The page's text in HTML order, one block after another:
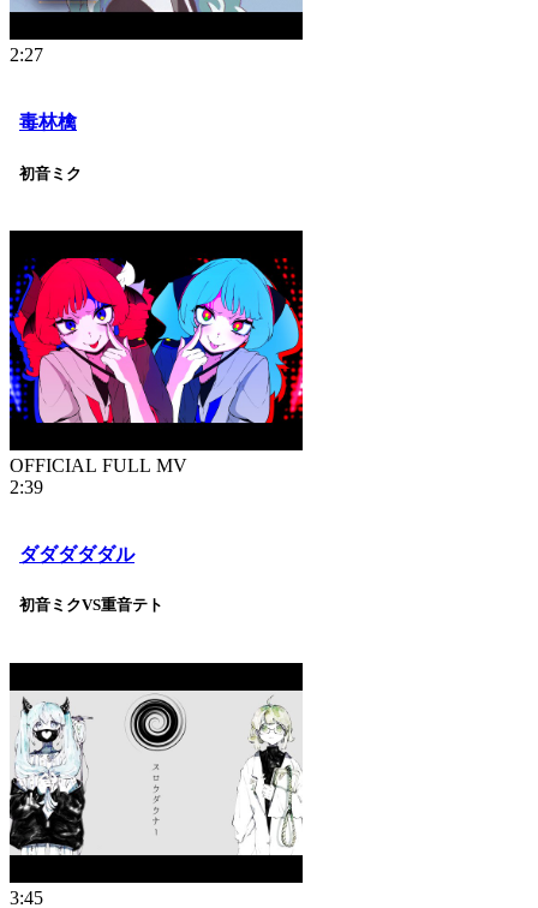
2:27
毒林檎
初音ミク
OFFICIAL FULL MV
2:39
ダダダダダル
初音ミクVS重音テト
3:45